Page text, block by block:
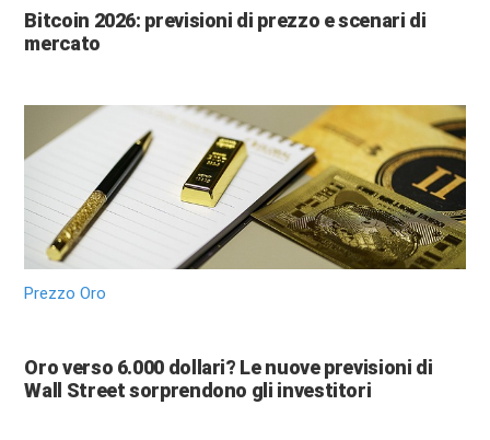
Bitcoin 2026: previsioni di prezzo e scenari di
mercato
Prezzo Oro
Oro verso 6.000 dollari? Le nuove previsioni di
Wall Street sorprendono gli investitori